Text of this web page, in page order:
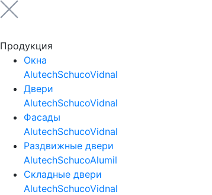
Продукция
Окна
AlutechSchucoVidnal
Двери
AlutechSchucoVidnal
Фасады
AlutechSchucoVidnal
Раздвижные двери
AlutechSchucoAlumil
Складные двери
AlutechSchucoVidnal